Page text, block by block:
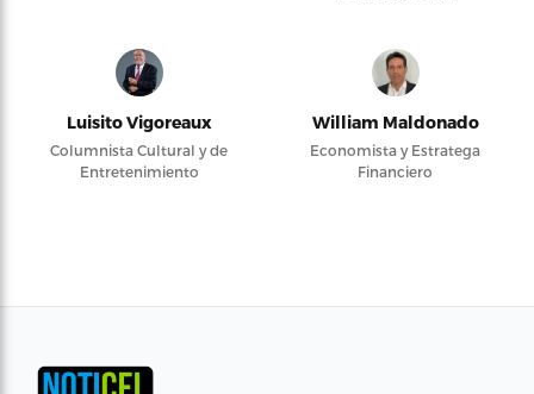
Luisito Vigoreaux
Columnista Cultural y de
Entretenimiento
William Maldonado
Economista y Estratega
Financiero